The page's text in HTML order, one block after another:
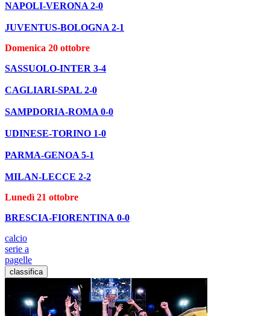
NAPOLI-VERONA 2-0
JUVENTUS-BOLOGNA 2-1
Domenica 20 ottobre
SASSUOLO-INTER 3-4
CAGLIARI-SPAL 2-0
SAMPDORIA-ROMA 0-0
UDINESE-TORINO 1-0
PARMA-GENOA 5-1
MILAN-LECCE 2-2
Lunedì 21 ottobre
BRESCIA-FIORENTINA 0-0
calcio
serie a
pagelle
classifica